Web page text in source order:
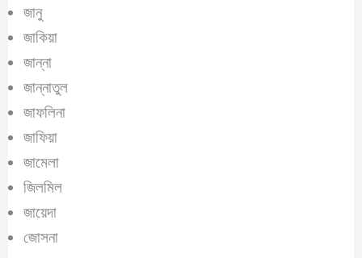
জানু
জাকিয়া
জান্না
জান্নাতুল
জাফলিনা
জাফিয়া
জামেলা
জিলমিল
জায়েদা
জোসনা